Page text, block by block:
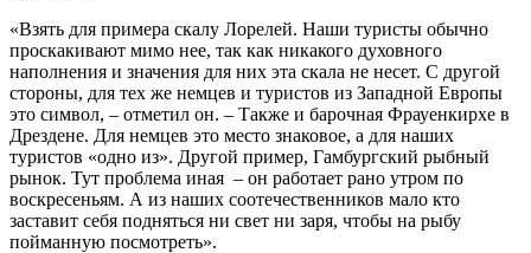
«Взять для примера скалу Лорелей. Наши туристы обычно
проскакивают мимо нее, так как никакого духовного
наполнения и значения для них эта скала не несет. С другой
стороны, для тех же немцев и туристов из Западной Европы
это символ, – отметил он. – Также и барочная Фрауенкирхе в
Дрездене. Для немцев это место знаковое, а для наших
туристов «одно из». Другой пример, Гамбургский рыбный
рынок. Тут проблема иная – он работает рано утром по
воскресеньям. А из наших соотечественников мало кто
заставит себя подняться ни свет ни заря, чтобы на рыбу
пойманную посмотреть».